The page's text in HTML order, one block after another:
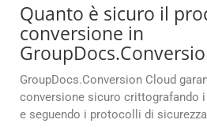
Quanto è sicuro il
conversione in
GroupDocs.Conversion Cloud
conversione sicuro crittografando
e seguendo i protocolli di